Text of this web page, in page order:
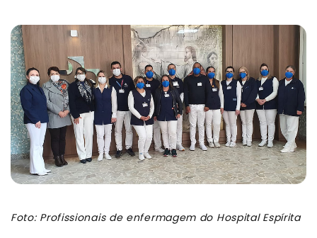
Foto: Profissionais de enfermagem do Hospital Espírita